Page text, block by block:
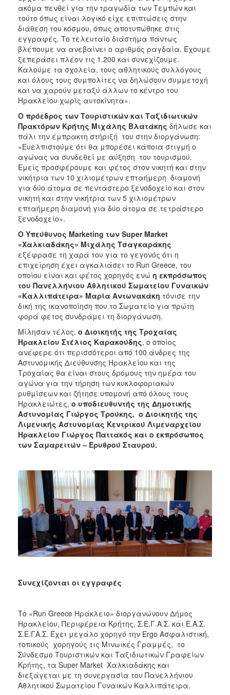
ακόμα πενθεί για την τραγωδία των Τεμπών και
τούτο όπως είναι λογικό είχε επιπτώσεις στην
διάθεση του κόσμου, όπως αποτυπώθηκε στις
εγγραφές. Το τελευταίο διάστημα πάντως
βλέπουμε να ανεβαίνει ο αριθμός ραγδαία. Έχουμε
ξεπεράσει πλέον τις 1.200 και συνεχίζουμε.
Καλούμε τα σχολεία, τους αθλητικούς συλλόγους
και όλους τους συμπολίτες να δηλώσουν συμμετοχή
και να χαρούν μεταξύ άλλων το κέντρο του
Ηρακλείου χωρίς αυτοκίνητα».
Ο πρόεδρος των Τουριστικών και Ταξιδιωτικών
Πρακτόρων Κρήτης Μιχάλης Βλατάκης δήλωσε και
πάλι την έμπρακτη στήριξή του στην διοργάνωση:
«Ευελπιστούμε ότι θα μπορέσει κάποια στιγμή ο
αγώνας να συνδεθεί με αύξηση του τουρισμού.
Εμείς προσφέρουμε και φέτος στον νικητή και στην
νικήτρια των 10 χιλιομέτρων επταήμερη διαμονή
για δύο άτομα σε πεντάστερο ξενοδοχείο και στον
νικητή και στην νικήτρια των 5 χιλιομέτρων
επταήμερη διαμονή για δύο άτομα σε τετράστερο
ξενοδοχείο».
Ο Υπεύθυνος Marketing των Super Market
«Χαλκιαδάκης» Μιχάλης Τσαγκαράκης
εξέφρασε τη χαρά του για το γεγονός ότι η
επιχείρηση έχει αγκαλιάσει το Run Greece, του
οποίου είναι και φέτος χορηγός ενώ η εκπρόσωπος
του Πανελλήνιου Αθλητικού Σωματείου Γυναικών
«Καλλιπάτειρα» Μαρία Αντωνακάκη τόνισε την
δική της ικανοποίηση που το Σωματείο για πρώτη
φορά φέτος συνδράμει τη διοργάνωση.
Μίλησαν τέλος, ο Διοικητής της Τροχαίας
Ηρακλείου Στέλιος Καρακούδης, ο οποίος
ανέφερε ότι περισσότεροι από 100 άνδρες της
Αστυνομικής Διεύθυνσης Ηρακλείου και της
Τροχαίας θα είναι στους δρόμους την ημέρα του
αγώνα για την τήρηση των κυκλοφοριακών
ρυθμίσεων και ζήτησε υπομονή από όλους τους
Ηρακλειώτες, ο υποδιευθυντής της Δημοτικής
Αστυνομίας Γιώργος Τρούκης, ο Διοικητής της
Λιμενικής Αστυνομίας Κεντρικού Λιμεναρχείου
Ηρακλείου Γιώργος Παττακός και ο εκπρόσωπος
των Σαμαρειτών – Ερυθρού Σταυρού.
Συνεχίζονται οι εγγραφές
Το «Run Greece Ηράκλειο» διοργανώνουν Δήμος
Ηρακλείου, Περιφέρεια Κρήτης, Σ.Ε.Γ.Α.Σ. και Ε.Α.Σ.
Σ.Ε.ΓΑ.Σ. Έχει μεγάλο χορηγό την Ergo Ασφαλιστική,
τοπικούς χορηγούς τις Μινωικές Γραμμές, το
Σύνδεσμο Τουριστικών και Ταξιδιωτικών Γραφείων
Κρήτης, τα Super Market Χαλκιαδάκης και
διεξάγεται με τη συνεργασία του Πανελλήνιου
Αθλητικού Σωματείου Γυναικών Καλλιπάτειρα.